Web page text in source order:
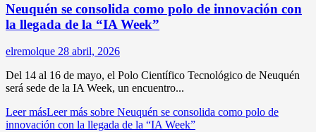
Neuquén se consolida como polo de innovación con
la llegada de la “IA Week”
elremolque 28 abril, 2026
Del 14 al 16 de mayo, el Polo Científico Tecnológico de Neuquén
será sede de la IA Week, un encuentro...
Leer másLeer más sobre Neuquén se consolida como polo de
innovación con la llegada de la “IA Week”